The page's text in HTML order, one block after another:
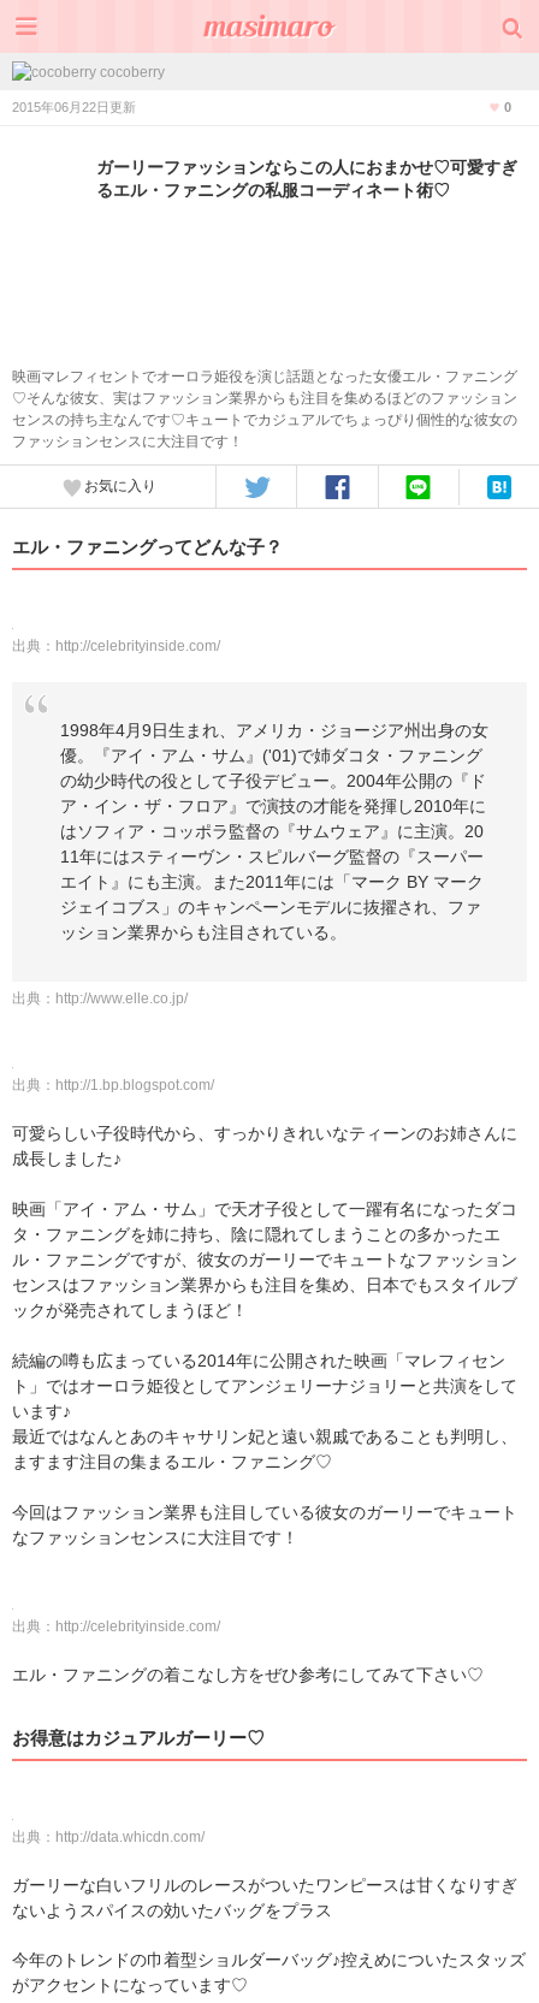
cocoberry
2015年06月22日更新 0
ガーリーファッションならこの人におまかせ♡可愛すぎ
るエル・ファニングの私服コーディネート術♡
映画マレフィセントでオーロラ姫役を演じ話題となった女優エル・ファニング
♡そんな彼女、実はファッション業界からも注目を集めるほどのファッション
センスの持ち主なんです♡キュートでカジュアルでちょっぴり個性的な彼女の
ファッションセンスに大注目です！
お気に入り
エル・ファニングってどんな子？
出典： http://celebrityinside.com/
1998年4月9日生まれ、アメリカ・ジョージア州出身の女
優。『アイ・アム・サム』('01)で姉ダコタ・ファニング
の幼少時代の役として子役デビュー。2004年公開の『ド
ア・イン・ザ・フロア』で演技の才能を発揮し2010年に
はソフィア・コッポラ監督の『サムウェア』に主演。20
11年にはスティーヴン・スピルバーグ監督の『スーパー
エイト』にも主演。また2011年には「マーク BY マーク
ジェイコブス」のキャンペーンモデルに抜擢され、ファ
ッション業界からも注目されている。
出典： http://www.elle.co.jp/
出典： http://1.bp.blogspot.com/
可愛らしい子役時代から、すっかりきれいなティーンのお姉さんに
成長しました♪
映画「アイ・アム・サム」で天才子役として一躍有名になったダコ
タ・ファニングを姉に持ち、陰に隠れてしまうことの多かったエ
ル・ファニングですが、彼女のガーリーでキュートなファッション
センスはファッション業界からも注目を集め、日本でもスタイルブ
ックが発売されてしまうほど！
続編の噂も広まっている2014年に公開された映画「マレフィセン
ト」ではオーロラ姫役としてアンジェリーナジョリーと共演をして
います♪
最近ではなんとあのキャサリン妃と遠い親戚であることも判明し、
ますます注目の集まるエル・ファニング♡
今回はファッション業界も注目している彼女のガーリーでキュート
なファッションセンスに大注目です！
出典： http://celebrityinside.com/
エル・ファニングの着こなし方をぜひ参考にしてみて下さい♡
お得意はカジュアルガーリー♡
出典： http://data.whicdn.com/
ガーリーな白いフリルのレースがついたワンピースは甘くなりすぎ
ないようスパイスの効いたバッグをプラス
今年のトレンドの巾着型ショルダーバッグ♪控えめについたスタッズ
がアクセントになっています♡